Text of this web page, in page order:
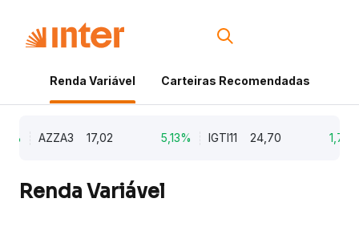
Renda Variável Carteiras Recomendadas
AZZA3 17,02 5,13% IGTI11 24,70 1,77%
Renda Variável